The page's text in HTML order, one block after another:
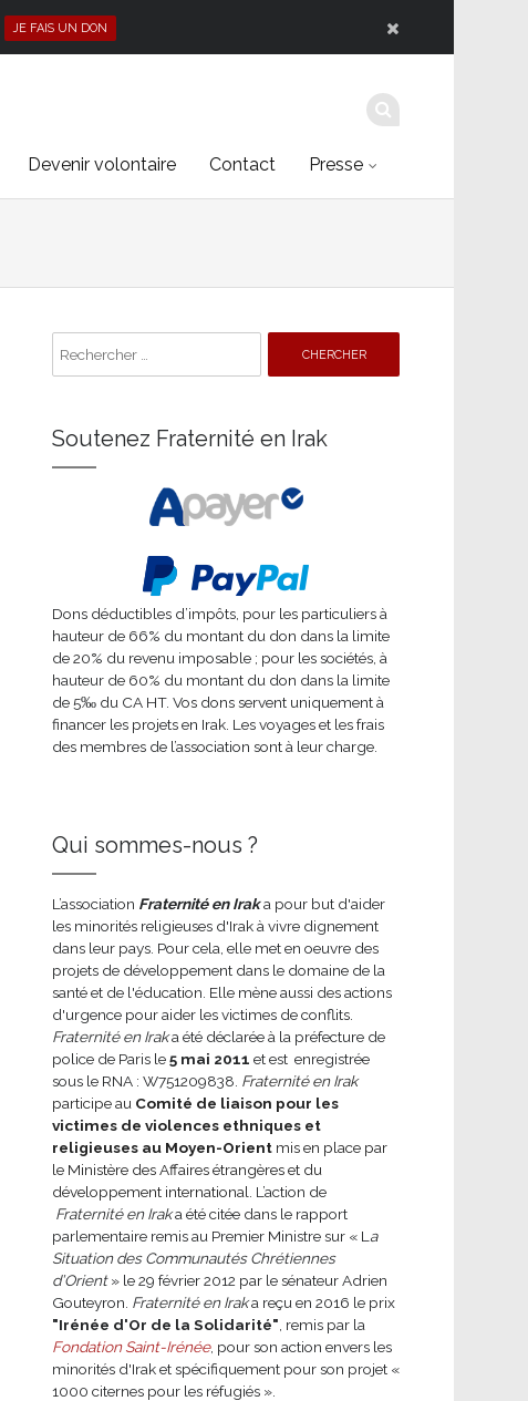
JE FAIS UN DON
Devenir volontaire Contact Presse
Soutenez Fraternité en Irak
Dons déductibles d’impôts, pour les particuliers à
hauteur de 66% du montant du don dans la limite
de 20% du revenu imposable ; pour les sociétés, à
hauteur de 60% du montant du don dans la limite
de 5‰ du CA HT. Vos dons servent uniquement à
financer les projets en Irak. Les voyages et les frais
des membres de l’association sont à leur charge.
Qui sommes-nous ?
L’association Fraternité en Iraka pour but d'aider
les minorités religieuses d'Irak à vivre dignement
dans leur pays. Pour cela, elle met en oeuvre des
projets de développement dans le domaine de la
santé et de l'éducation. Elle mène aussi des actions
d'urgence pour aider les victimes de conflits.
Fraternité en Iraka été déclarée à la préfecture de
police de Paris le5 mai 2011 et est enregistrée
sous le RNA : W751209838. Fraternité en Irak
participe au Comité de liaison pour les
victimes de violences ethniques et
religieuses au Moyen-Orientmis en place par
le Ministère des Affaires étrangères et du
développement international. L’action de
Fraternité en Iraka été citée dans le rapport
parlementaire remis au Premier Ministre sur « L a
Situation des Communautés Chrétiennes
d’Orient» le 29 février 2012 par le sénateur Adrien
Gouteyron. Fraternité en Iraka reçu en 2016 le prix
"Irénée d'Or de la Solidarité" , remis par la
Fondation Saint-Irénée, pour son action envers les
minorités d'Irak et spécifiquement pour son projet «
1000 citernes pour les réfugiés ».